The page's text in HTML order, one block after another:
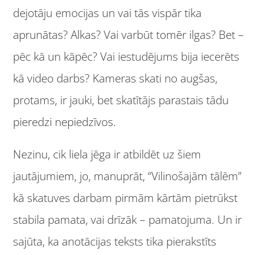
dejotāju emocijas un vai tās vispār tika
aprunātas? Alkas? Vai varbūt tomēr ilgas? Bet –
pēc kā un kāpēc? Vai iestudējums bija iecerēts
kā video darbs? Kameras skati no augšas,
protams, ir jauki, bet skatītājs parastais tādu
pieredzi nepiedzīvos.
Nezinu, cik liela jēga ir atbildēt uz šiem
jautājumiem, jo, manuprāt, “Vilinošajām tālēm”
kā skatuves darbam pirmām kārtām pietrūkst
stabila pamata, vai drīzāk – pamatojuma. Un ir
sajūta, ka anotācijas teksts tika pierakstīts